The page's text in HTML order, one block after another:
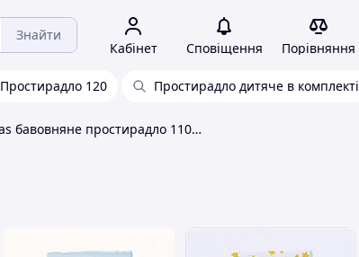
Знайти
Кабінет Сповіщення Порівняння
Простирадло 120 Простирадло дитяче в комплекті
Cosas бавовняне простирадло 110х160 для підлітка